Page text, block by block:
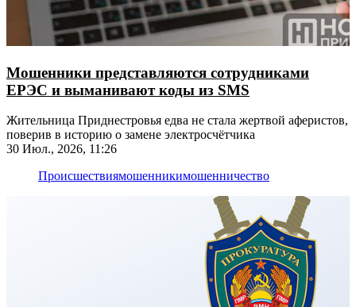
Мошенники представляются сотрудниками
ЕРЭС и выманивают коды из SMS
Жительница Приднестровья едва не стала жертвой аферистов,
поверив в историю о замене электросчётчика
30 Июл., 2026, 11:26
Происшествиямошенникимошенничество